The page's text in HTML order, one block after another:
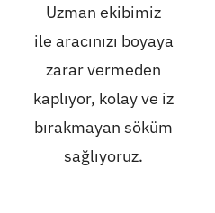
Uzman ekibimiz
ile aracınızı boyaya
zarar vermeden
kaplıyor, kolay ve iz
bırakmayan söküm
sağlıyoruz.